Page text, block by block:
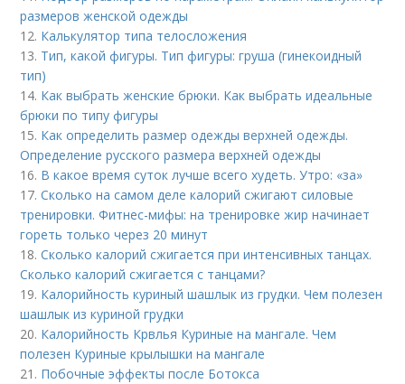
размеров женской одежды
12. Калькулятор типа телосложения
13. Тип, какой фигуры. Тип фигуры: груша (гинекоидный
тип)
14. Как выбрать женские брюки. Как выбрать идеальные
брюки по типу фигуры
15. Как определить размер одежды верхней одежды.
Определение русского размера верхней одежды
16. В какое время суток лучше всего худеть. Утро: «за»
17.Сколько на самом деле калорий сжигают силовые
тренировки. Фитнес-мифы: на тренировке жир начинает
гореть только через 20 минут
18.Сколько калорий сжигается при интенсивных танцах.
Сколько калорий сжигается с танцами?
19. Калорийность куриный шашлык из грудки. Чем полезен
шашлык из куриной грудки
20. Калорийность Крвлья Куриные на мангале. Чем
полезен Куриные крылышки на мангале
21. Побочные эффекты после Ботокса